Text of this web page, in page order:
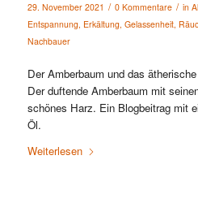
29. November 2021 / 0 Kommentare / in
Entspannung, Erkältung, Gelassenheit,
Nachbauer
Der Amberbaum und das
Der duftende Amberbaum mit
schönes Harz. Ein Blogbeitrag mit
Öl.
Weiterlesen